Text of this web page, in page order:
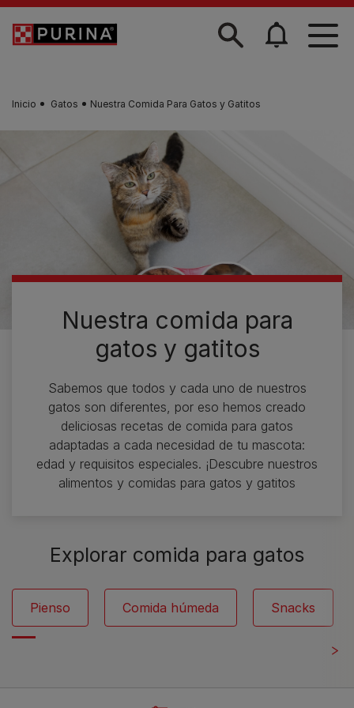
Skip to main content
Inicio Gatos Nuestra Comida Para Gatos y Gatitos
Nuestra comida para
gatos y gatitos
Sabemos que todos y cada uno de nuestros
gatos son diferentes, por eso hemos creado
deliciosas recetas de comida para gatos
adaptadas a cada necesidad de tu mascota:
edad y requisitos especiales. ¡Descubre nuestros
alimentos y comidas para gatos y gatitos
Explorar comida para gatos
Pienso Comida húmeda Snacks